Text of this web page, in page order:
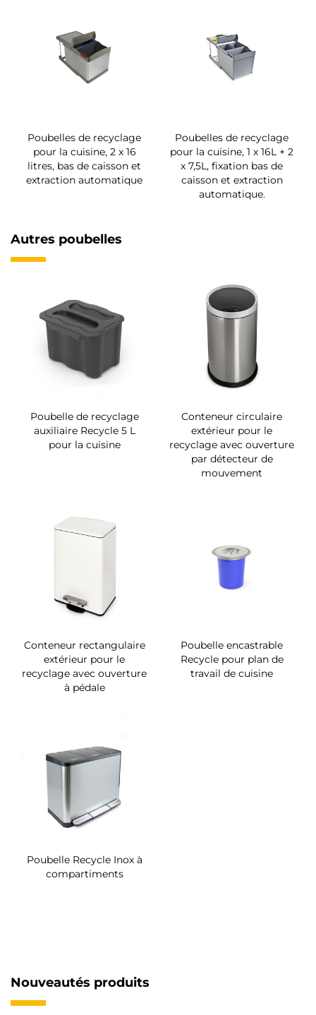
Poubelles de recyclage
pour la cuisine, 2 x 16
litres, bas de caisson et
extraction automatique
Poubelles de recyclage
pour la cuisine, 1 x 16L + 2
x 7,5L, fixation bas de
caisson et extraction
automatique.
Autres poubelles
Poubelle de recyclage
auxiliaire Recycle 5 L
pour la cuisine
Conteneur circulaire
extérieur pour le
recyclage avec ouverture
par détecteur de
mouvement
Conteneur rectangulaire
extérieur pour le
recyclage avec ouverture
à pédale
Poubelle encastrable
Recycle pour plan de
travail de cuisine
Poubelle Recycle Inox à
compartiments
Nouveautés produits